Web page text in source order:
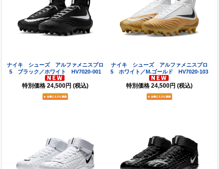
ナイキ シューズ アルファメニスプロ
5 ブラック／ホワイト HV7020-001
特別価格 24,500円 (税込)
ナイキ シューズ アルファメニスプロ
5 ホワイト／M.ゴールド HV7020-103
特別価格 24,500円 (税込)